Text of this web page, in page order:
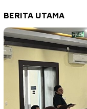
BERITA UTAMA